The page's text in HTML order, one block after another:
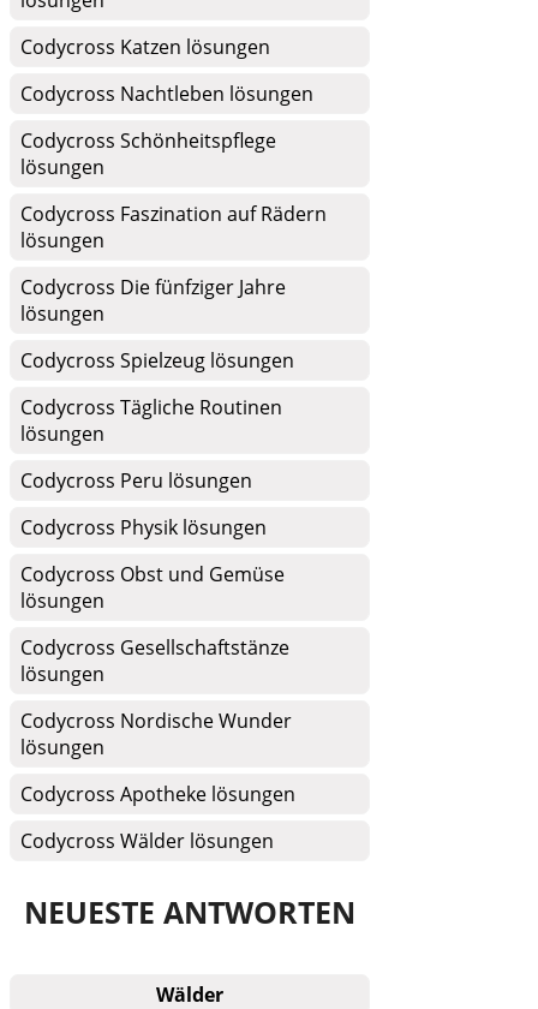
Codycross Katzen lösungen
Codycross Nachtleben lösungen
Codycross Schönheitspflege
lösungen
Codycross Faszination auf Rädern
lösungen
Codycross Die fünfziger Jahre
lösungen
Codycross Spielzeug lösungen
Codycross Tägliche Routinen
lösungen
Codycross Peru lösungen
Codycross Physik lösungen
Codycross Obst und Gemüse
lösungen
Codycross Gesellschaftstänze
lösungen
Codycross Nordische Wunder
lösungen
Codycross Apotheke lösungen
Codycross Wälder lösungen
NEUESTE ANTWORTEN
Wälder